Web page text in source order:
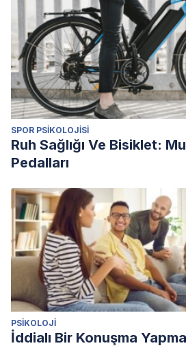
Cortex; a journal devoted to the
system and behavior
87, 129–141.
https://doi.org/10.1016/
A., Mumoli, L., Ferlazzo, E., Aguglia,
Gambardella, A. (2015). Neuro-
epileptic and non-epileptic déjà-vu.
to the study of the nervous system and
https://doi.org/10.1016/
SPOR PSIKOLOJISI
Ruh Sağlığı Ve Bisiklet:
Pedalları
PSIKOLOJI
İddialı Bir Konuşma